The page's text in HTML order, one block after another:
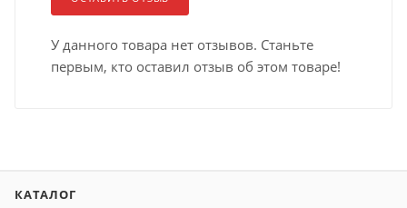
У данного товара нет отзывов. Станьте
первым, кто оставил отзыв об этом товаре!
КАТАЛОГ